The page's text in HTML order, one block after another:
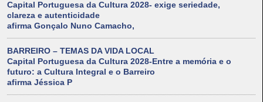
Capital Portuguesa da Cultura 2028- exige seriedade,
clareza e autenticidade
afirma Gonçalo Nuno Camacho,
BARREIRO – TEMAS DA VIDA LOCAL
Capital Portuguesa da Cultura 2028-Entre a memória e o
futuro: a Cultura Integral e o Barreiro
afirma Jéssica P